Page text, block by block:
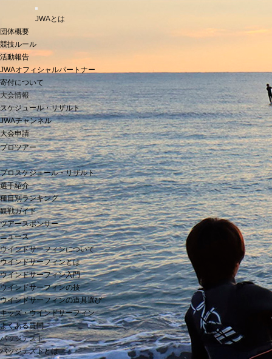
t
o
l
e
n
a
v
i
g
a
t
i
o
n
JWAとは
団体概要
競技ルール
活動報告
JWAオフィシャルパートナー
寄付について
大会情報
スケジュール・リザルト
JWAチャンネル
大会申請
プロツアー
プロスケジュール・リザルト
選手紹介
種目別ランキング
観戦ガイド
ツアースポンサー
ニュース
ウインドサーフィンについて
ウインドサーフィンとは
ウインドサーフィン入門
ウインドサーフィンの技
ウインドサーフィンの道具選び
キッズ・ウインドサーフィン
よくある質問
バッジテスト
バッジテストとは